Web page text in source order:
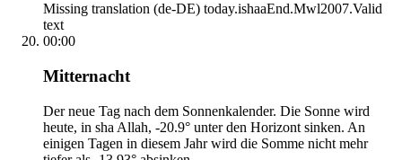
Missing translation (de-DE) today.ishaaEnd.Mwl2007.Valid
text
00:00
Mitternacht
Der neue Tag nach dem Sonnenkalender. Die Sonne wird
heute, in sha Allah, -20.9° unter den Horizont sinken. An
einigen Tagen in diesem Jahr wird die Somme nicht mehr